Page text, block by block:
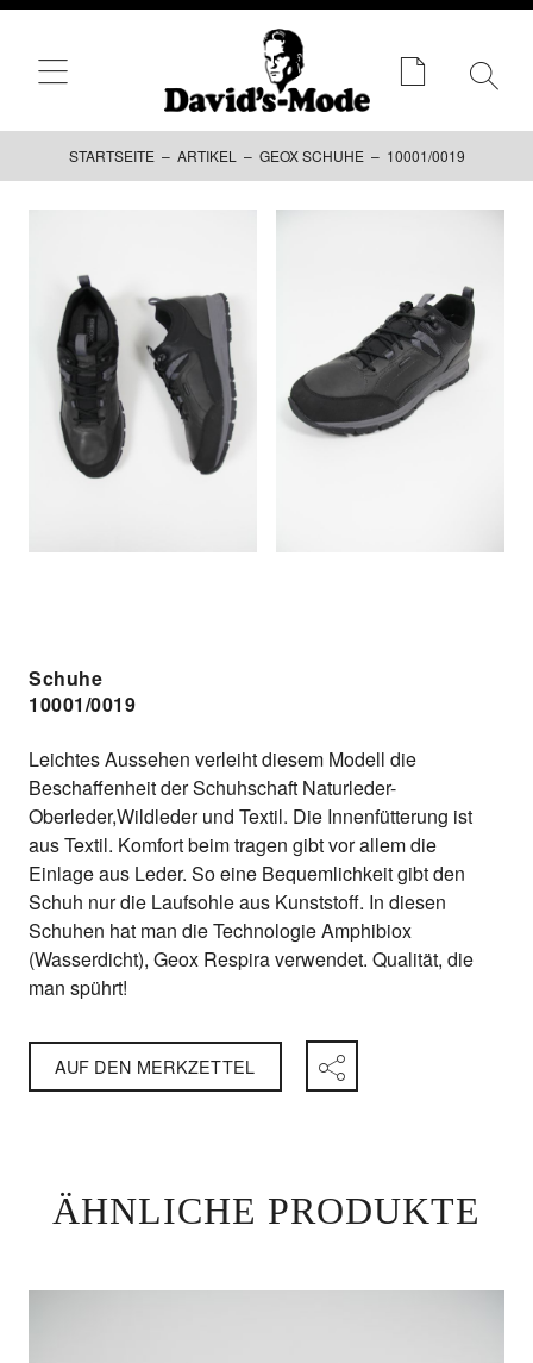
STARTSEITE – ARTIKEL – GEOX SCHUHE – 10001/0019
Schuhe
10001/0019
Leichtes Aussehen verleiht diesem Modell die
Beschaffenheit der Schuhschaft Naturleder-
Oberleder,Wildleder und Textil. Die Innenfütterung ist
aus Textil. Komfort beim tragen gibt vor allem die
Einlage aus Leder. So eine Bequemlichkeit gibt den
Schuh nur die Laufsohle aus Kunststoff. In diesen
Schuhen hat man die Technologie Amphibiox
(Wasserdicht), Geox Respira verwendet. Qualität, die
man spührt!
AUF DEN MERKZETTEL
ÄHNLICHE PRODUKTE